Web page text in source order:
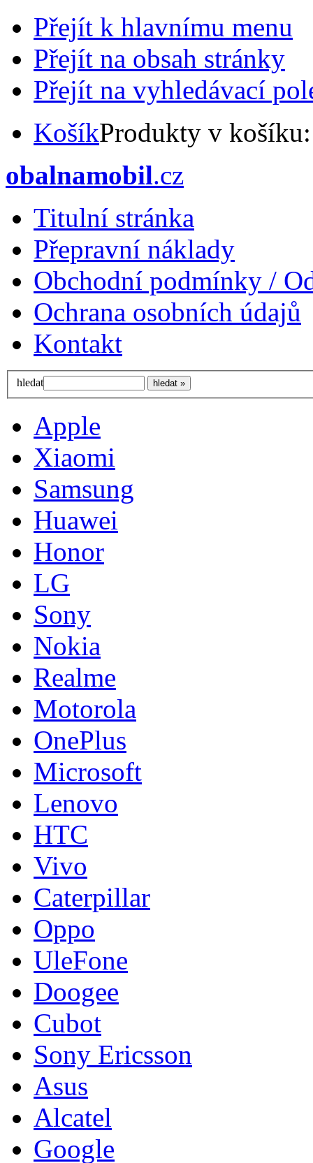
Přejít k hlavnímu menu
Přejít na obsah stránky
Přejít na vyhledávací
KošíkProdukty v
obalnamobil.cz
Titulní stránka
Přepravní náklady
Obchodní podmínky /
Ochrana osobních údajů
Kontakt
hledat
Apple
Xiaomi
Samsung
Huawei
Honor
LG
Sony
Nokia
Realme
Motorola
OnePlus
Microsoft
Lenovo
HTC
Vivo
Caterpillar
Oppo
UleFone
Doogee
Cubot
Sony Ericsson
Asus
Alcatel
Google